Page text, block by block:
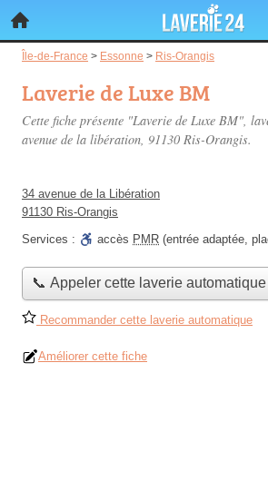
Île-de-France > Essonne > Ris-Orangis
Laverie de Luxe BM
Cette fiche présente "Laverie de Luxe BM",
avenue de la libération, 91130 Ris-Orangis.
34 avenue de la Libération
91130 Ris-Orangis
Services :
accès PMR (entrée adaptée,
📞 Appeler cette laverie automatique
Recommander cette laverie automatique
Améliorer cette fiche